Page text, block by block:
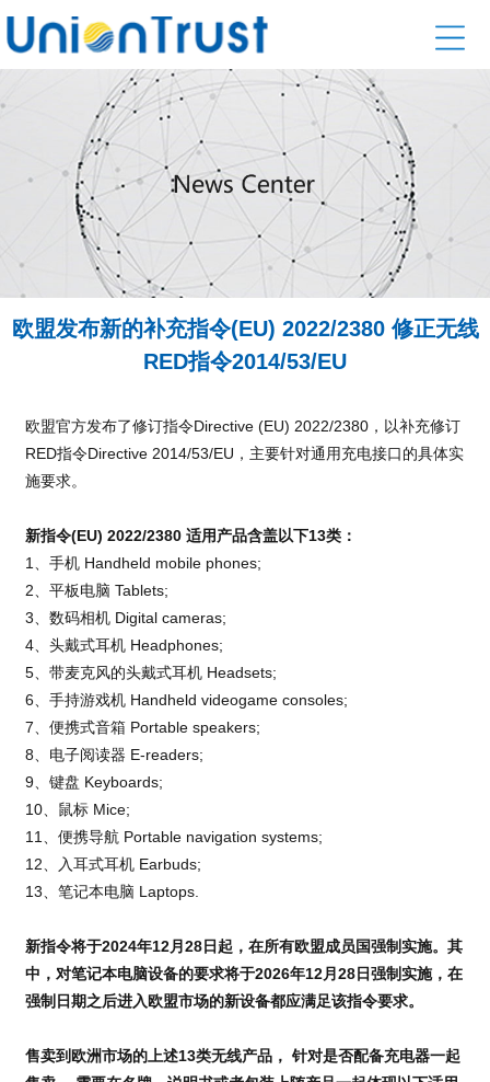
欧盟发布新的补充指令(EU) 2022/2380 修正无线
RED指令2014/53/EU
欧盟官方发布了修订指令Directive (EU) 2022/2380，以补充修订
RED指令Directive 2014/53/EU，主要针对通用充电接口的具体实
施要求。
新指令(EU) 2022/2380 适用产品含盖以下13类：
1、手机 Handheld mobile phones;
2、平板电脑 Tablets;
3、数码相机 Digital cameras;
4、头戴式耳机 Headphones;
5、带麦克风的头戴式耳机 Headsets;
6、手持游戏机 Handheld videogame consoles;
7、便携式音箱 Portable speakers;
8、电子阅读器 E-readers;
9、键盘 Keyboards;
10、鼠标 Mice;
11、便携导航 Portable navigation systems;
12、入耳式耳机 Earbuds;
13、笔记本电脑 Laptops.
新指令将于2024年12月28日起，在所有欧盟成员国强制实施。其
中，对笔记本电脑设备的要求将于2026年12月28日强制实施，在
强制日期之后进入欧盟市场的新设备都应满足该指令要求。
售卖到欧洲市场的上述13类无线产品， 针对是否配备充电器一起